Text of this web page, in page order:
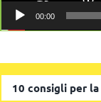
00:00
10 consigli per